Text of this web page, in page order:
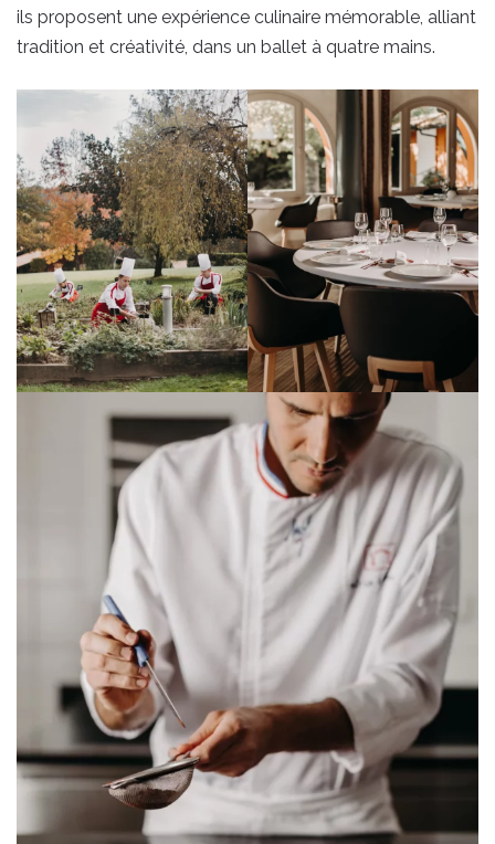
ils proposent une expérience culinaire mémorable, alliant
tradition et créativité, dans un ballet à quatre mains.